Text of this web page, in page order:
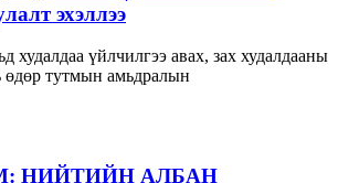
эхэллээ
худалдаа үйлчилгээ авах, зах худалдааны
өдөр тутмын амьдралын
НИЙТИЙН АЛБАН